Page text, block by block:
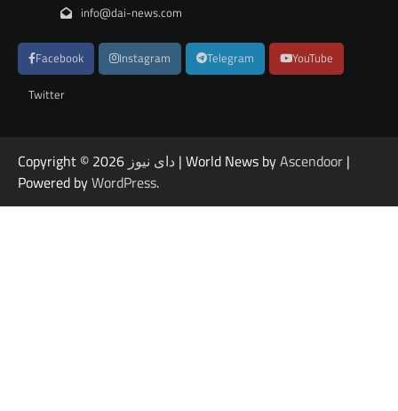
info@dai-news.com
Facebook Instagram Telegram YouTube
Twitter
Copyright © 2026 دای نیوز | World News byAscendoor |
Powered byWordPress.